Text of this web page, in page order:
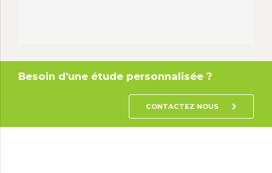
Besoin d’une étude personnalisée ?
CONTACTEZ NOUS